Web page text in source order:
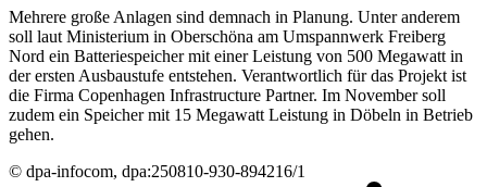
Mehrere große Anlagen sind demnach in Planung. Unter anderem
soll laut Ministerium in Oberschöna am Umspannwerk Freiberg
Nord ein Batteriespeicher mit einer Leistung von 500 Megawatt in
der ersten Ausbaustufe entstehen. Verantwortlich für das Projekt ist
die Firma Copenhagen Infrastructure Partner. Im November soll
zudem ein Speicher mit 15 Megawatt Leistung in Döbeln in Betrieb
gehen.
© dpa-infocom, dpa:250810-930-894216/1